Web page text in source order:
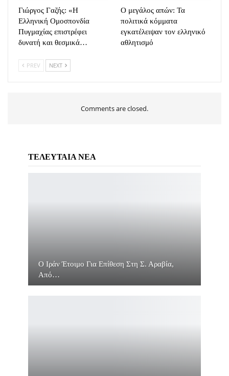
Γιώργος Γαζής: «Η
Ελληνική Ομοσπονδία
Πυγμαχίας επιστρέφει
δυνατή και θεσμικά…
Ο μεγάλος απών: Τα
πολιτικά κόμματα
εγκατέλειψαν τον ελληνικό
αθλητισμό
PREV NEXT
Comments are closed.
ΤΕΛΕΥΤΑΙΑ ΝΕΑ
O Ιράν Έτοιμο Για Επίθεση Στη Σ. Αραβία,
Από…